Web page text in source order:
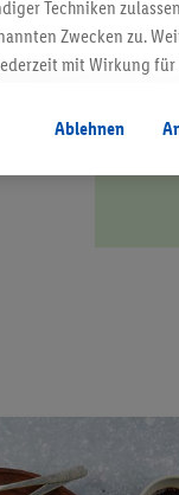
Techniken
Zwecken zu.
mit Wirkung
Ablehnen